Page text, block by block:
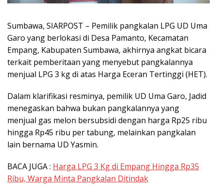
Sumbawa, SIARPOST – Pemilik pangkalan LPG UD Uma
Garo yang berlokasi di Desa Pamanto, Kecamatan
Empang, Kabupaten Sumbawa, akhirnya angkat bicara
terkait pemberitaan yang menyebut pangkalannya
menjual LPG 3 kg di atas Harga Eceran Tertinggi (HET).
Dalam klarifikasi resminya, pemilik UD Uma Garo, Jadid
menegaskan bahwa bukan pangkalannya yang
menjual gas melon bersubsidi dengan harga Rp25 ribu
hingga Rp45 ribu per tabung, melainkan pangkalan
lain bernama UD Yasmin.
BACA JUGA : Harga LPG 3 Kg di Empang Hingga Rp35
Ribu, Warga Minta Pangkalan Ditindak